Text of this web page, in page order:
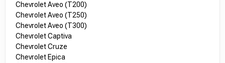
Chevrolet Aveo (T200)
Chevrolet Aveo (T250)
Chevrolet Aveo (T300)
Chevrolet Captiva
Chevrolet Cruze
Chevrolet Epica